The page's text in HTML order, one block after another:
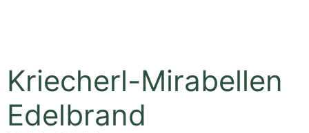
Kriecherl-Mirabellen
Edelbrand